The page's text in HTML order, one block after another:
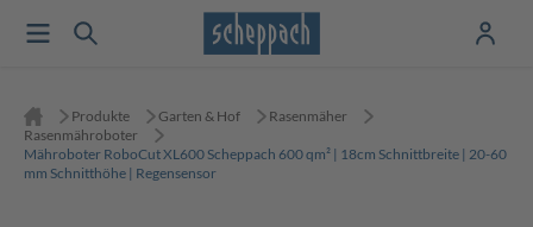
Produkte Garten & Hof
Rasenmäher
Rasenmähroboter
Mähroboter RoboCut XL600 Scheppach 600 qm² | 18cm Schnittbreite | 20-60
mm Schnitthöhe | Regensensor